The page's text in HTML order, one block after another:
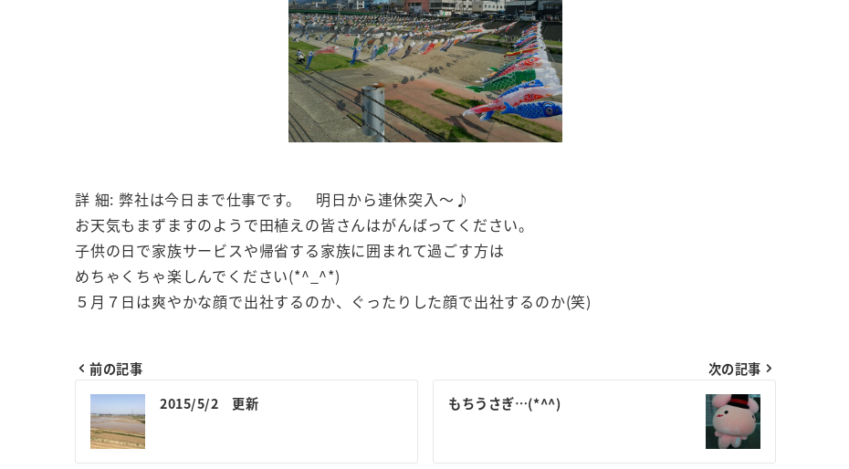
詳 細: 弊社は今日まで仕事です。 明日から連休突入～♪
お天気もまずますのようで田植えの皆さんはがんばってください。
子供の日で家族サービスや帰省する家族に囲まれて過ごす方は
めちゃくちゃ楽しんでください(*^_^*)
５月７日は爽やかな顔で出社するのか、ぐったりした顔で出社するのか(笑)
投
稿
ナ
前の記事
2015/5/2 更新
次の記事
もちうさぎ…(*^^)